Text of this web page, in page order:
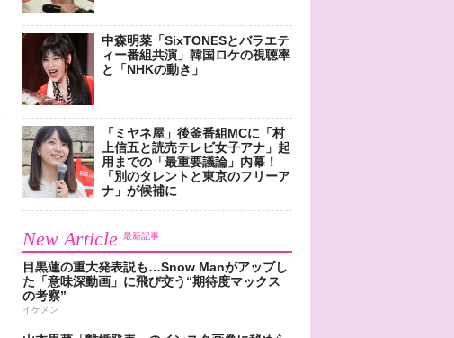
中森明菜「SixTONESとバラエテ
ィー番組共演」韓国ロケの視聴率
と「NHKの動き」
「ミヤネ屋」後釜番組MCに「村
上信五と読売テレビ女子アナ」起
用までの「最重要議論」内幕！
「別のタレントと東京のフリーア
ナ」が候補に
New Article 最新記事
目黒蓮の重大発表説も…Snow Manがアップし
た「意味深動画」に飛び交う“期待度マックス
の考察”
イケメン